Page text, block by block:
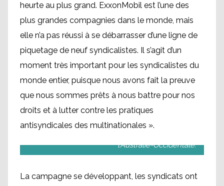
heurte au plus grand. ExxonMobil est l’une des
plus grandes compagnies dans le monde, mais
elle n’a pas réussi à se débarrasser d’une ligne de
piquetage de neuf syndicalistes. Il s’agit d’un
moment très important pour les syndicalistes du
monde entier, puisque nous avons fait la preuve
que nous sommes prêts à nous battre pour nos
droits et à lutter contre les pratiques
antisyndicales des multinationales ».
La mascotte de la campagne, un rat, passant
l’Australie-Occidentale.
La campagne se développant, les syndicats ont